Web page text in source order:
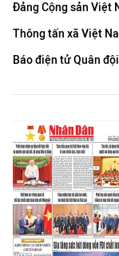
Đảng Cộng sản Việt
Thông tấn xã Việt
Báo điện tử Quân